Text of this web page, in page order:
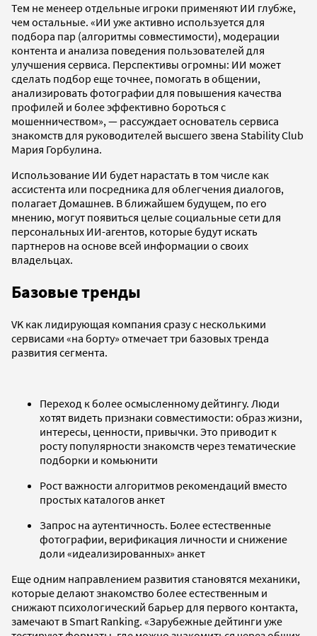
Тем не менеер отдельные игроки применяют ИИ глубже,
чем остальные. «ИИ уже активно используется для
подбора пар (алгоритмы совместимости), модерации
контента и анализа поведения пользователей для
улучшения сервиса. Перспективы огромны: ИИ может
сделать подбор еще точнее, помогать в общении,
анализировать фотографии для повышения качества
профилей и более эффективно бороться с
мошенничеством», — рассуждает основатель сервиса
знакомств для руководителей высшего звена Stability Club
Мария Горбулина.
Использование ИИ будет нарастать в том числе как
ассистента или посредника для облегчения диалогов,
полагает Домашнев. В ближайшем будущем, по его
мнению, могут появиться целые социальные сети для
персональных ИИ-агентов, которые будут искать
партнеров на основе всей информации о своих
владельцах.
Базовые тренды
VK как лидирующая компания сразу с несколькими
сервисами «на борту» отмечает три базовых тренда
развития сегмента.
Переход к более осмысленному дейтингу. Люди
хотят видеть признаки совместимости: образ жизни,
интересы, ценности, привычки. Это приводит к
росту популярности знакомств через тематические
подборки и комьюнити
Рост важности алгоритмов рекомендаций вместо
простых каталогов анкет
Запрос на аутентичность. Более естественные
фотографии, верификация личности и снижение
доли «идеализированных» анкет
Еще одним направлением развития становятся механики,
которые делают знакомство более естественным и
снижают психологический барьер для первого контакта,
замечают в Smart Ranking. «Зарубежные дейтинги уже